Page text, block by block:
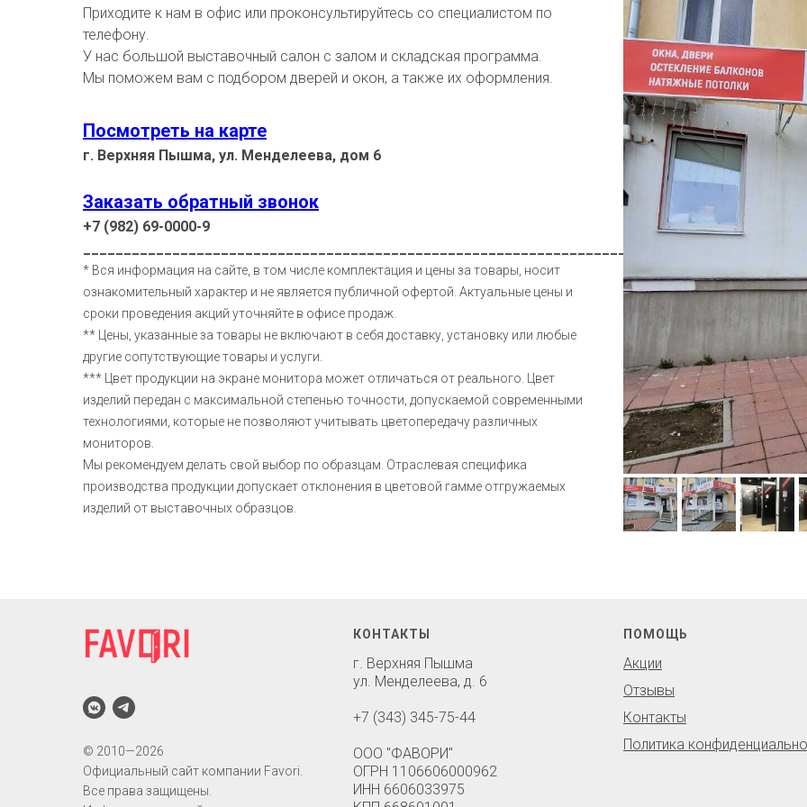
Приходите к нам в офис или проконсультируйтесь со специалистом по
телефону.
У нас большой выставочный салон с залом и складская программа.
Мы поможем вам с подбором дверей и окон, а также их оформления.
Посмотреть на карте
г. Верхняя Пышма, ул. Менделеева, дом 6
Заказать обратный звонок
+7 (982) 69-0000-9
* Вся информация на сайте, в том числе комплектация и цены за товары, носит
ознакомительный характер и не является публичной офертой. Актуальные цены и
сроки проведения акций уточняйте в офисе продаж.
** Цены, указанные за товары не включают в себя доставку, установку или любые
другие сопутствующие товары и услуги.
*** Цвет продукции на экране монитора может отличаться от реального. Цвет
изделий передан с максимальной степенью точности, допускаемой современными
технологиями, которые не позволяют учитывать цветопередачу различных
мониторов.
Мы рекомендуем делать свой выбор по образцам. Отраслевая специфика
производства продукции допускает отклонения в цветовой гамме отгружаемых
изделий от выставочных образцов.
© 2010—2026
Официальный сайт компании Favori.
Все права защищены.
КОНТАКТЫ
г. Верхняя Пышма
ул. Менделеева, д. 6
+7 (343) 345-75-44
ООО "ФАВОРИ"
ОГРН 1106606000962
ИНН 6606033975
ПОМОЩЬ
Акции
Отзывы
Контакты
Политика